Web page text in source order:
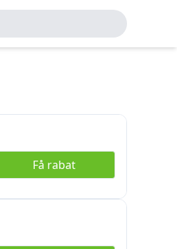
Få rabat